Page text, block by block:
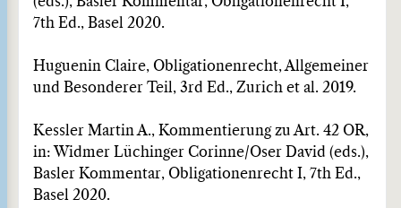
7th Ed., Basel 2020.
Huguenin Claire, Obligationenrecht, Allgemeiner
und Besonderer Teil, 3rd Ed., Zurich et al. 2019.
Kessler Martin A., Kommentierung zu Art. 42 OR,
in: Widmer Lüchinger Corinne/Oser David (eds.),
Basler Kommentar, Obligationenrecht I, 7th Ed.,
Basel 2020.